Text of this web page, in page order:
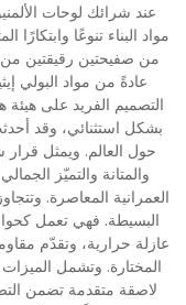
عند شرائك لوحات
مواد البناء تنوعًا
من صفيحتين رقيقتين من
عادةً من مواد البولي
التصميم الفريد على
بشكل استثنائي، وقد
حول العالم. ويمثل قرار
والمتانة والتميّز
العمرانية المعاصرة.
البسيطة. فهي تعمل
عازلة حرارية، وتقدّم
المختارة. وتشمل الميزات
لاصقة متقدمة تضمن